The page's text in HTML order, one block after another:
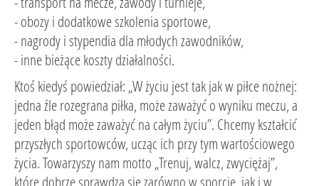
- obozy i dodatkowe szkolenia sportowe,
- nagrody i stypendia dla młodych zawodników,
- inne bieżące koszty działalności.
Ktoś kiedyś powiedział: „W życiu jest tak jak w piłce nożnej:
jedna źle rozegrana piłka, może zaważyć o wyniku meczu, a
jeden błąd może zaważyć na całym życiu”. Chcemy kształcić
przyszłych sportowców, ucząc ich przy tym wartościowego
życia. Towarzyszy nam motto „Trenuj, walcz, zwyciężaj”,
które dobrze sprawdza się zarówno w sporcie, jak i w